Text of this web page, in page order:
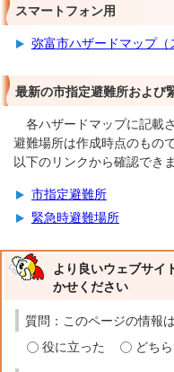
スマートフォン用
弥富市ハザードマップ（
最新の市指定避難所および
各ハザードマップに記載
避難場所は作成時点のもの
以下のリンクから確認できま
市指定避難所
緊急時避難場所
より良いウェブサイ
かせください
質問：このページの情報
役に立った
どち